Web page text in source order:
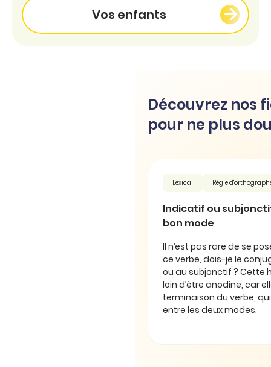
Vos enfants
Découvrez nos
pour ne plus
Lexical Règle
Indicatif ou
bon mode
Il n’est pas rare de se
ce verbe, dois-je le
ou au subjonctif ? Cette
loin d’être anodine, car
terminaison du verbe,
entre les deux modes.